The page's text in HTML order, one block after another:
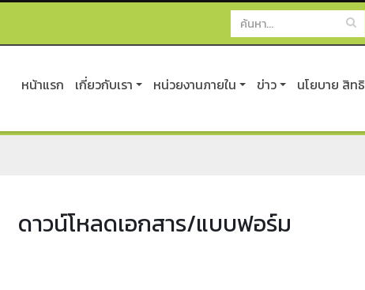
หน้าแรก เกี่ยวกับเรา หน่วยงานภายใน ข่าว นโยบาย สิทธิ
ดาวน์โหลดเอกสาร/แบบฟอร์ม